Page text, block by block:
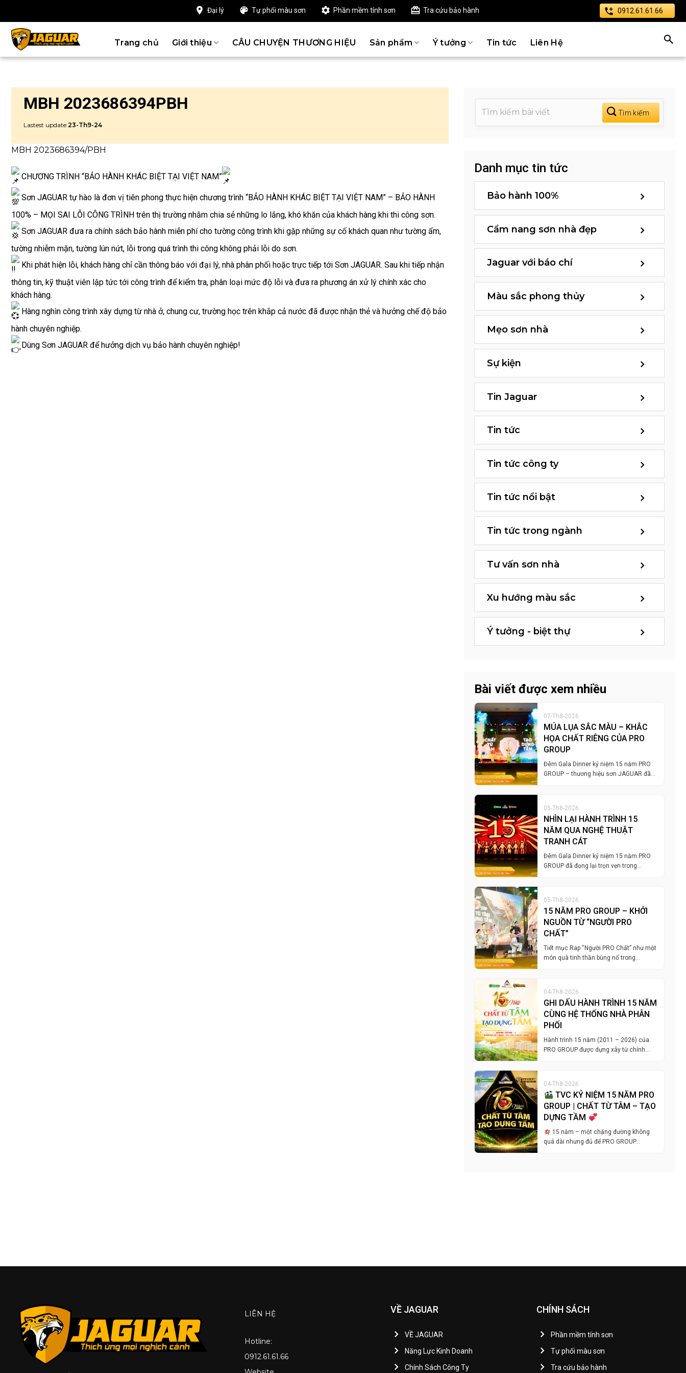
dung
Đại lý Tự phối màu sơn Phần mềm tính sơn Tra cứu bảo hành 0912.61.61.66
Trang chủ Giới thiệu CÂU CHUYỆN THƯƠNG HIỆU Sản phẩm Ý tưởng Tin tức Liên Hệ
MBH 2023686394PBH
Lastest update:23-Th9-24
MBH 2023686394/PBH
CHƯƠNG TRÌNH “BẢO HÀNH KHÁC BIỆT TẠI VIỆT NAM”
Sơn JAGUAR tự hào là đơn vị tiên phong thực hiện chương trình “BẢO HÀNH KHÁC BIỆT TẠI VIỆT NAM” – BẢO HÀNH
100% – MỌI SAI LỖI CÔNG TRÌNH trên thị trường nhằm chia sẻ những lo lắng, khó khăn của khách hàng khi thi công sơn.
Sơn JAGUAR đưa ra chính sách bảo hành miễn phí cho tường công trình khi gặp những sự cố khách quan như tường ẩm,
tường nhiễm mặn, tường lún nứt, lỗi trong quá trình thi công không phải lỗi do sơn.
Khi phát hiện lỗi, khách hàng chỉ cần thông báo với đại lý, nhà phân phối hoặc trực tiếp tới Sơn JAGUAR. Sau khi tiếp nhận
thông tin, kỹ thuật viên lập tức tới công trình để kiểm tra, phân loại mức độ lỗi và đưa ra phương án xử lý chính xác cho
khách hàng.
Hàng nghìn công trình xây dựng từ nhà ở, chung cư, trường học trên khắp cả nước đã được nhận thẻ và hưởng chế độ bảo
hành chuyên nghiệp.
Dùng Sơn JAGUAR để hưởng dịch vụ bảo hành chuyên nghiệp!
Danh mục tin tức
Bảo hành 100%
Cẩm nang sơn nhà đẹp
Jaguar với báo chí
Màu sắc phong thủy
Mẹo sơn nhà
Sự kiện
Tin Jaguar
Tin tức
Tin tức công ty
Tin tức nổi bật
Tin tức trong ngành
Tư vấn sơn nhà
Xu hướng màu sắc
Ý tưởng - biệt thự
Bài viết được xem nhiều
07-Th8-2026
MÚA LỤA SẮC MÀU – KHẮC
HỌA CHẤT RIÊNG CỦA PRO
GROUP
Đêm Gala Dinner kỷ niệm 15 năm PRO
GROUP – thương hiệu sơn JAGUAR đã…
05-Th8-2026
NHÌN LẠI HÀNH TRÌNH 15
NĂM QUA NGHỆ THUẬT
TRANH CÁT
Đêm Gala Dinner kỷ niệm 15 năm PRO
GROUP đã đọng lại trọn vẹn trong…
05-Th8-2026
15 NĂM PRO GROUP – KHỞI
NGUỒN TỪ “NGƯỜI PRO
CHẤT”
Tiết mục Rap “Người PRO Chất” như một
món quà tinh thần bùng nổ trong…
04-Th8-2026
GHI DẤU HÀNH TRÌNH 15 NĂM
CÙNG HỆ THỐNG NHÀ PHÂN
PHỐI
Hành trình 15 năm (2011 – 2026) của
PRO GROUP được dựng xây từ chính…
04-Th8-2026
TVC KỶ NIỆM 15 NĂM PRO
GROUP | CHẤT TỪ TÂM – TẠO
DỰNG TẦM
15 năm – một chặng đường không
quá dài nhưng đủ để PRO GROUP…
LIÊN HỆ
Hotline:
0912.61.61.66
VỀ JAGUAR
VỀ JAGUAR
Năng Lực Kinh Doanh
Chính Sách Công Ty
CHÍNH SÁCH
Phần mềm tính sơn
Tự phối màu sơn
Tra cứu bảo hành